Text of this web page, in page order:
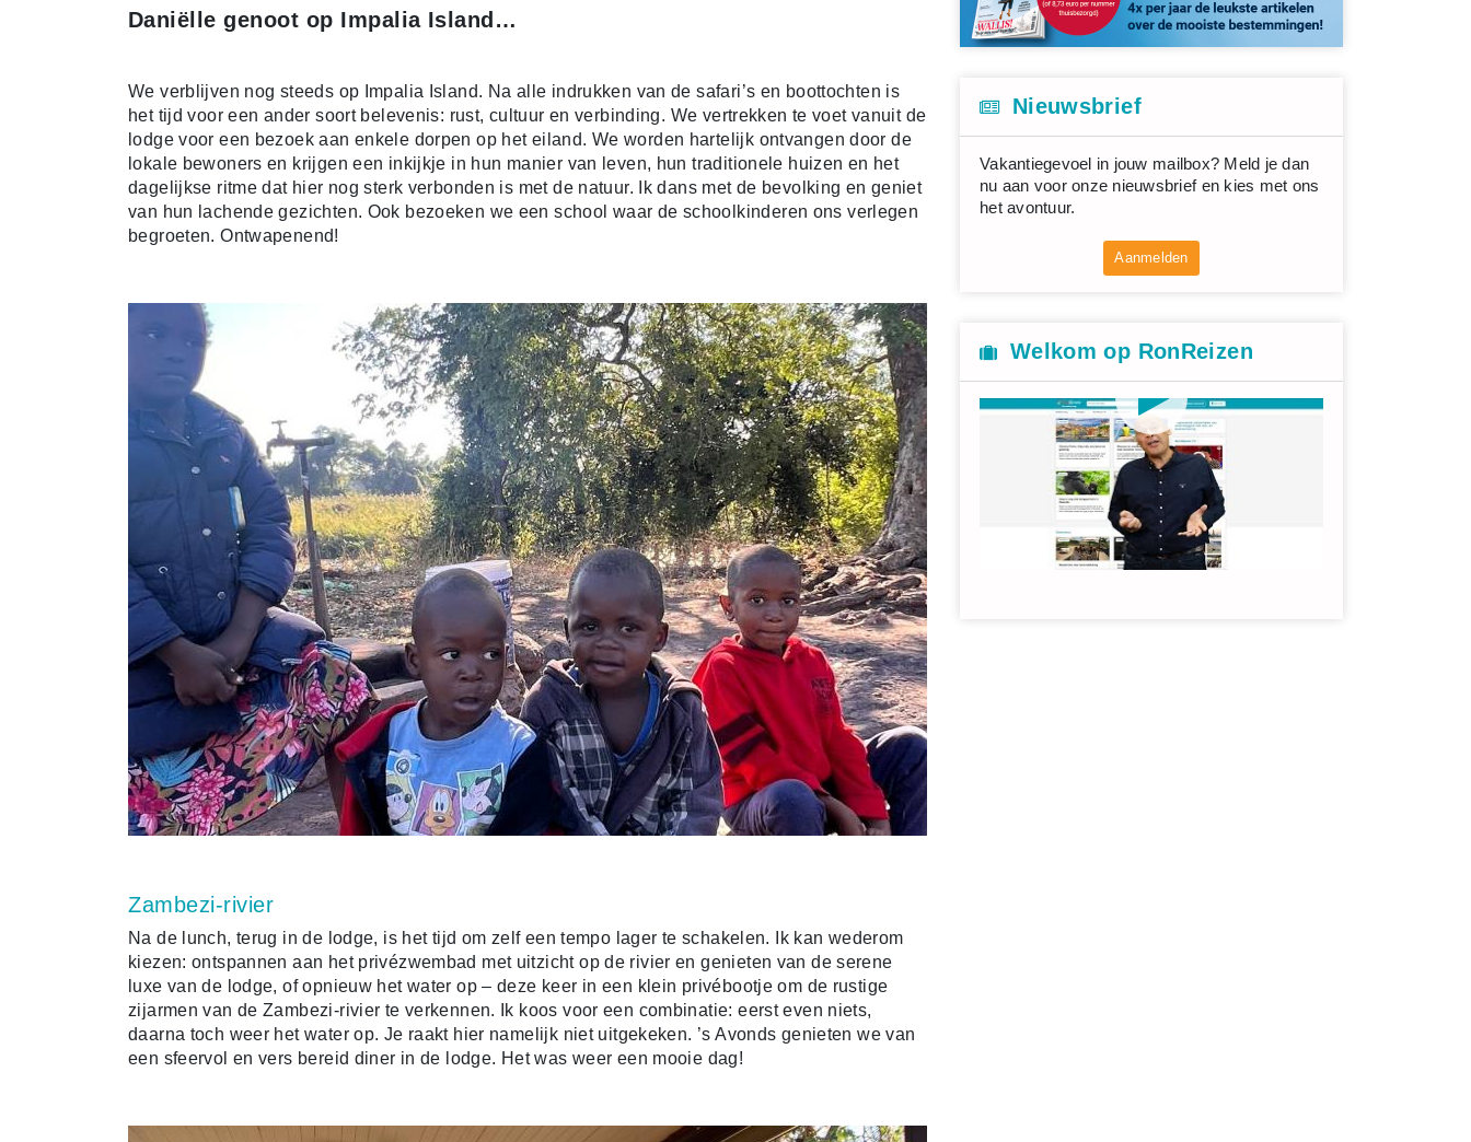
Daniëlle genoot op Impalia Island…
We verblijven nog steeds op Impalia Island. Na alle indrukken van de safari’s en boottochten is
het tijd voor een ander soort belevenis: rust, cultuur en verbinding. We vertrekken te voet vanuit de
lodge voor een bezoek aan enkele dorpen op het eiland. We worden hartelijk ontvangen door de
lokale bewoners en krijgen een inkijkje in hun manier van leven, hun traditionele huizen en het
dagelijkse ritme dat hier nog sterk verbonden is met de natuur. Ik dans met de bevolking en geniet
van hun lachende gezichten. Ook bezoeken we een school waar de schoolkinderen ons verlegen
begroeten. Ontwapenend!
Zambezi-rivier
Na de lunch, terug in de lodge, is het tijd om zelf een tempo lager te schakelen. Ik kan wederom
kiezen: ontspannen aan het privézwembad met uitzicht op de rivier en genieten van de serene
luxe van de lodge, of opnieuw het water op – deze keer in een klein privébootje om de rustige
zijarmen van de Zambezi-rivier te verkennen. Ik koos voor een combinatie: eerst even niets,
daarna toch weer het water op. Je raakt hier namelijk niet uitgekeken. ’s Avonds genieten we van
een sfeervol en vers bereid diner in de lodge. Het was weer een mooie dag!
Nieuwsbrief
Vakantiegevoel in jouw mailbox? Meld je dan
nu aan voor onze nieuwsbrief en kies met ons
het avontuur.
Aanmelden
Welkom op RonReizen